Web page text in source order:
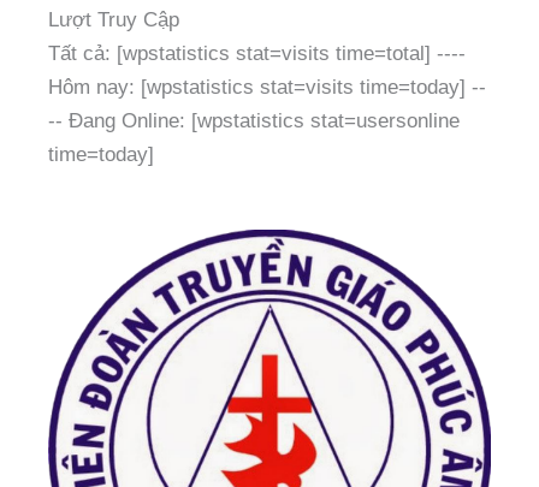
Lượt Truy Cập
Tất cả: [wpstatistics stat=visits time=total] ----
Hôm nay: [wpstatistics stat=visits time=today] --
-- Đang Online: [wpstatistics stat=usersonline
time=today]